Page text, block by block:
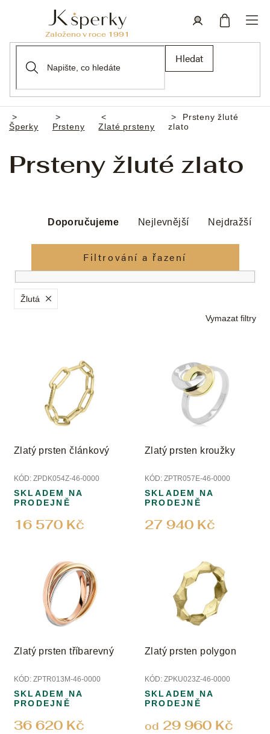
Hledat
Domů
Šperky Prsteny Zlaté prsteny
Prsteny žluté
zlato
Prsteny žluté zlato
z
n
í
p
r
ů
Doporučujeme Nejlevnější Nejdražší
Filtrování a řazení
Žlutá
Vymazat filtry
o
u
k
ů
Zlatý prsten článkový
KÓD: ZPDK054Z-46-0000
16 570 Kč
SKLADEM NA
PRODEJNĚ
Zlatý prsten kroužky
KÓD: ZPTR057E-46-0000
27 940 Kč
SKLADEM NA
PRODEJNĚ
Zlatý prsten tříbarevný
KÓD: ZPTR013M-46-0000
36 620 Kč
SKLADEM NA
PRODEJNĚ
Zlatý prsten polygon
KÓD: ZPKU023Z-46-0000
od 29 960 Kč
SKLADEM NA
PRODEJNĚ